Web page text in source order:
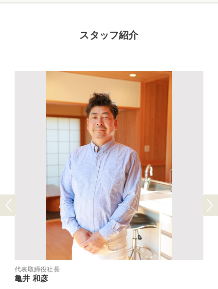
スタッフ紹介
Previous
代表取締役社長
亀井 和彦
Next